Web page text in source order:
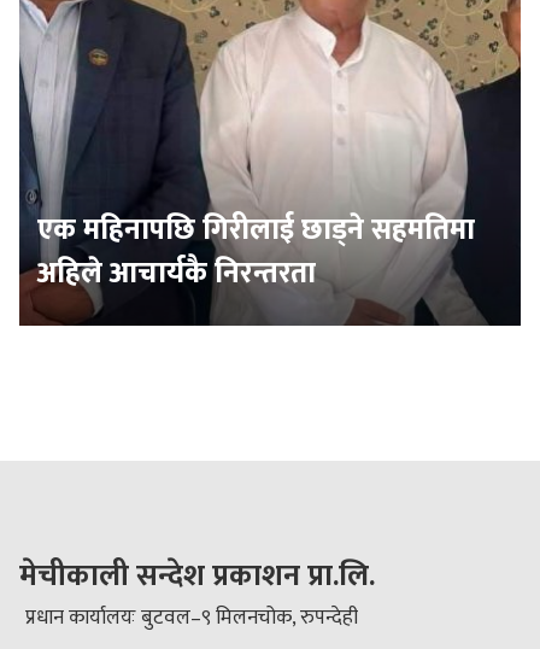
एक महिनापछि गिरीलाई छाड्ने सहमतिमा
अहिले आचार्यकै निरन्तरता
मेचीकाली सन्देश प्रकाशन प्रा.लि.
प्रधान कार्यालयः बुटवल–९ मिलनचोक, रुपन्देही